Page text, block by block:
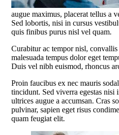
augue maximus, placerat tellus a
Sed lobortis, nisi in cursus
quis finibus purus nisl vel quam.
Curabitur ac tempor nisl,
malesuada tempus dolor eget
Duis vel nibh euismod, rhoncus
Proin faucibus ex nec mauris
tincidunt. Sed viverra egestas nisi
ultrices augue a accumsan. Cras
pulvinar, sapien eget risus
quam feugiat elit.